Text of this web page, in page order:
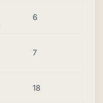
6
7
18